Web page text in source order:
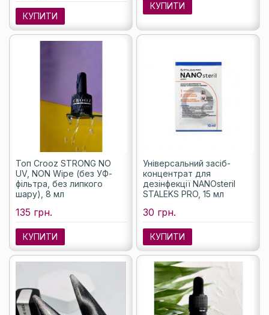
КУПИТИ
КУПИТИ
Топ Crooz STRONG NO
UV, NON Wipe (без УФ-
фільтра, без липкого
шару), 8 мл
135 грн.
КУПИТИ
Універсальний засіб-
концентрат для
дезінфекції NANOsteril
STALEKS PRO, 15 мл
30 грн.
КУПИТИ